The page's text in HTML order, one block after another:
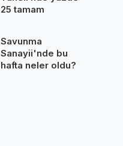
25 tamam
Savunma
Sanayii'nde bu
hafta neler oldu?